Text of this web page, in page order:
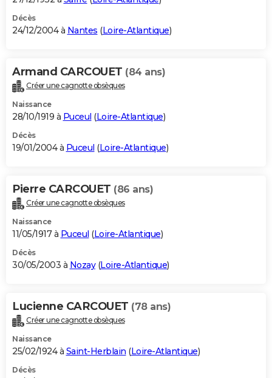
Décès
24/12/2004 à Nantes (Loire-Atlantique)
Armand CARCOUET (84 ans)
Créer une cagnotte obsèques
Naissance
28/10/1919 à Puceul (Loire-Atlantique)
Décès
19/01/2004 à Puceul (Loire-Atlantique)
Pierre CARCOUET (86 ans)
Créer une cagnotte obsèques
Naissance
11/05/1917 à Puceul (Loire-Atlantique)
Décès
30/05/2003 à Nozay(Loire-Atlantique)
Lucienne CARCOUET (78 ans)
Créer une cagnotte obsèques
Naissance
25/02/1924 à Saint-Herblain (Loire-Atlantique)
Décès